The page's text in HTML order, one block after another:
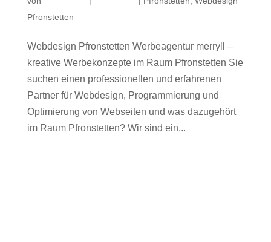
Pfronstetten
Webdesign Pfronstetten Werbeagentur merryll –
kreative Werbekonzepte im Raum Pfronstetten Sie
suchen einen professionellen und erfahrenen
Partner für Webdesign, Programmierung und
Optimierung von Webseiten und was dazugehört
im Raum Pfronstetten? Wir sind ein...